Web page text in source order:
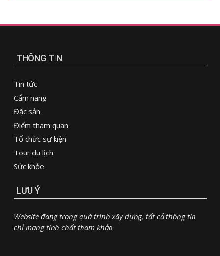
THÔNG TIN
Tin tức
Cẩm nang
Đặc sản
Điểm tham quan
Tổ chức sự kiện
Tour du lịch
Sức khỏe
LƯU Ý
Website đang trong quá trình xây dựng, tất cả thông tin
chỉ mang tính chất tham khảo